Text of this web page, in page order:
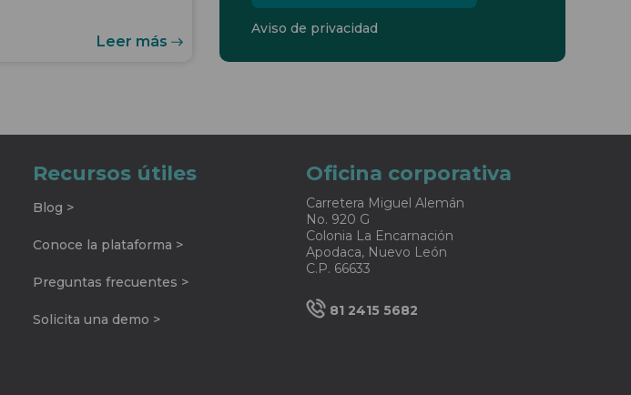
Leer más
Aviso de privacidad
Recursos útiles
Blog >
Conoce la plataforma >
Preguntas frecuentes >
Solicita una demo >
Oficina corporativa
Carretera Miguel Alemán
No. 920 G
Colonia La Encarnación
Apodaca, Nuevo León
C.P. 66633
81 2415 5682